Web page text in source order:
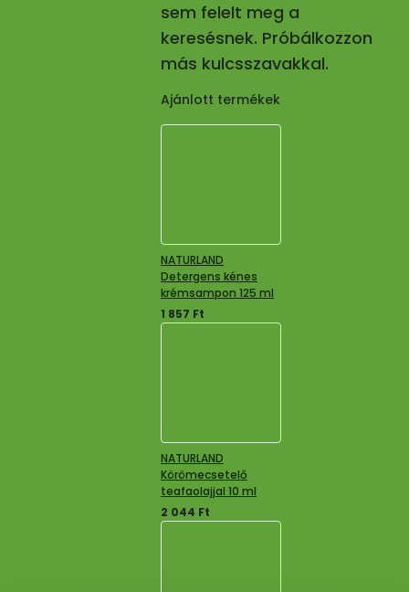
sem felelt meg a
keresésnek. Próbálkozzon
más kulcsszavakkal.
Ajánlott termékek
NATURLAND
Detergens kénes
krémsampon 125 ml
1 857 Ft
NATURLAND
Körömecsetelő
teafaolajjal 10 ml
2 044 Ft